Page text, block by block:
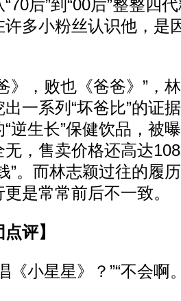
后”到“00后”整整四
多小粉丝认识他，是
，败也《爸爸》”，
一系列“坏爸比”的证
逆生长”保健饮品，被
，售卖价格还高达
”。而林志颖过往的履
是常常前后不一致。
评】
小星星》？”“不会啊